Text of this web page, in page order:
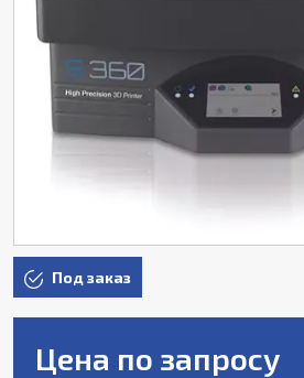
Под заказ
Цена по запросу